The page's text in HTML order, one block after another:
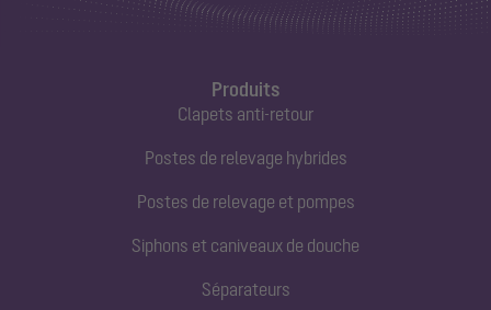
Produits
Clapets anti-retour
Postes de relevage hybrides
Postes de relevage et pompes
Siphons et caniveaux de douche
Séparateurs